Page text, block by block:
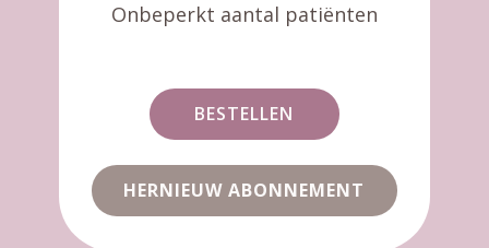
Onbeperkt aantal patiënten
BESTELLEN
HERNIEUW ABONNEMENT